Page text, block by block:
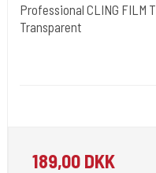
Professional CLING FILM
Transparent
189,00 DKK